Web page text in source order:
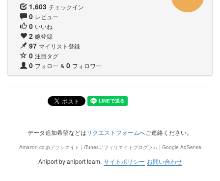
1,603 チェックイン
0 レビュー
0 いいね
2 嫁登録
97 マイリスト登録
0 注目タグ
0 フォロー & 0 フォロワー
データ追加希望などはリクエストフォームへご連絡ください。
Amazon.co.jpアソシエイト | iTunesアフィリエイトプログラム | Google AdSense
Aniport by aniport team. サイトポリシー お問い合わせ